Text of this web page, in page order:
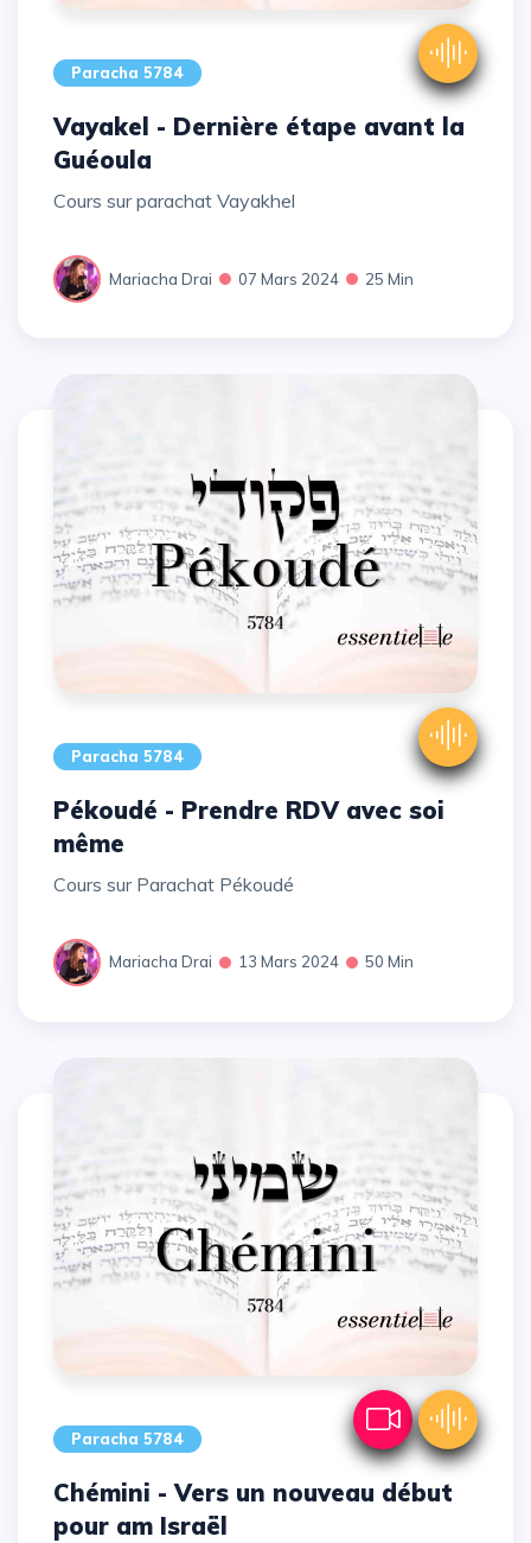
Paracha 5784
Vayakel - Dernière étape avant la
Guéoula
Cours sur parachat Vayakhel
Mariacha Drai 07 Mars 2024 25 Min
Paracha 5784
Pékoudé - Prendre RDV avec soi
même
Cours sur Parachat Pékoudé
Mariacha Drai 13 Mars 2024 50 Min
Paracha 5784
Chémini - Vers un nouveau début
pour am Israël